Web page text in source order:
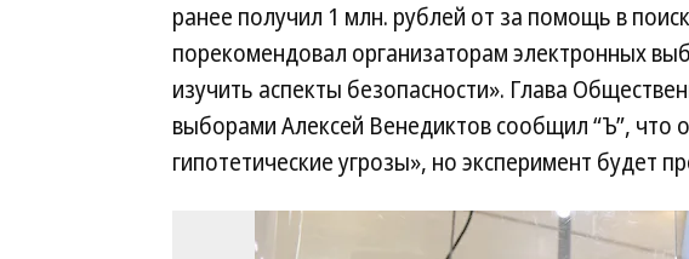
ранее получил 1 млн. рублей от за помощь в
порекомендовал организаторам электронных
изучить аспекты безопасности». Глава
выборами Алексей Венедиктов сообщил “Ъ”, что
гипотетические угрозы», но эксперимент будет